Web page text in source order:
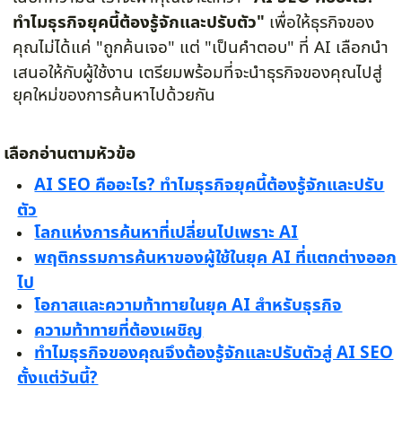
ทำไมธุรกิจยุคนี้ต้องรู้จักและปรับตัว" เพื่อให้ธุรกิจของ
คุณไม่ได้แค่ "ถูกค้นเจอ" แต่ "เป็นคำตอบ" ที่ AI เลือกนำ
เสนอให้กับผู้ใช้งาน เตรียมพร้อมที่จะนำธุรกิจของคุณไปสู่
ยุคใหม่ของการค้นหาไปด้วยกัน
เลือกอ่านตามหัวข้อ
AI SEO คืออะไร? ทำไมธุรกิจยุคนี้ต้องรู้จักและปรับ
ตัว
โลกแห่งการค้นหาที่เปลี่ยนไปเพราะ AI
พฤติกรรมการค้นหาของผู้ใช้ในยุค AI ที่แตกต่างออก
ไป
โอกาสและความท้าทายในยุค AI สำหรับธุรกิจ
ความท้าทายที่ต้องเผชิญ
ทำไมธุรกิจของคุณจึงต้องรู้จักและปรับตัวสู่ AI SEO
ตั้งแต่วันนี้?